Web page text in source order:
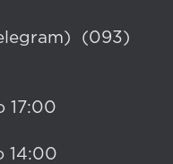
(093)
17:00
14:00